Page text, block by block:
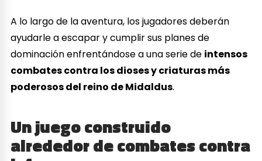
A lo largo de la aventura, los jugadores deberán
ayudarle a escapar y cumplir sus planes de
dominación enfrentándose a una serie de intensos
combates contra los dioses y criaturas más
poderosos del reino de Midaldus.
Un juego construido
alrededor de combates contra